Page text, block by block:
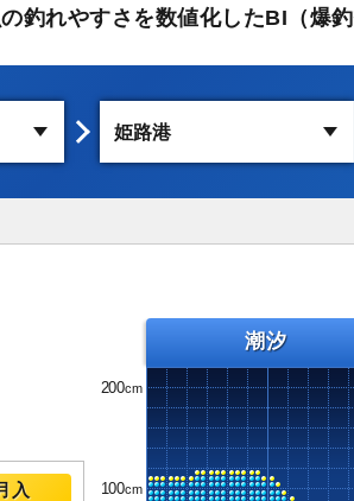
釣れやすさを数値化したBI（爆
入
潮汐
200
100